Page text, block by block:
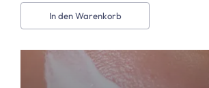
In den Warenkorb